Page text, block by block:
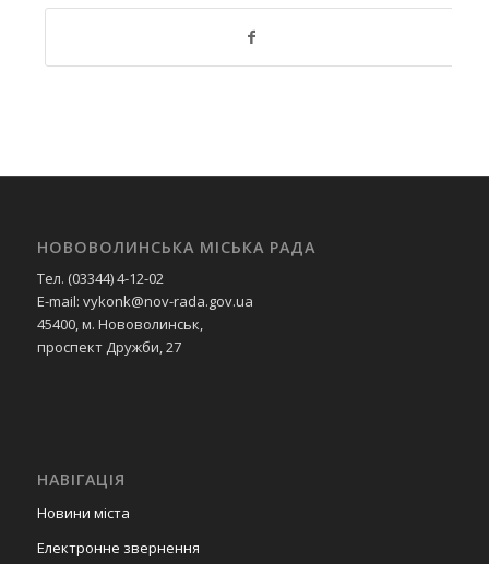
НОВОВОЛИНСЬКА МІСЬКА РАДА
Тел. (03344) 4-12-02
E-mail: vykonk@nov-rada.gov.ua
45400, м. Нововолинськ,
проспект Дружби, 27
НАВІГАЦІЯ
Новини міста
Електронне звернення